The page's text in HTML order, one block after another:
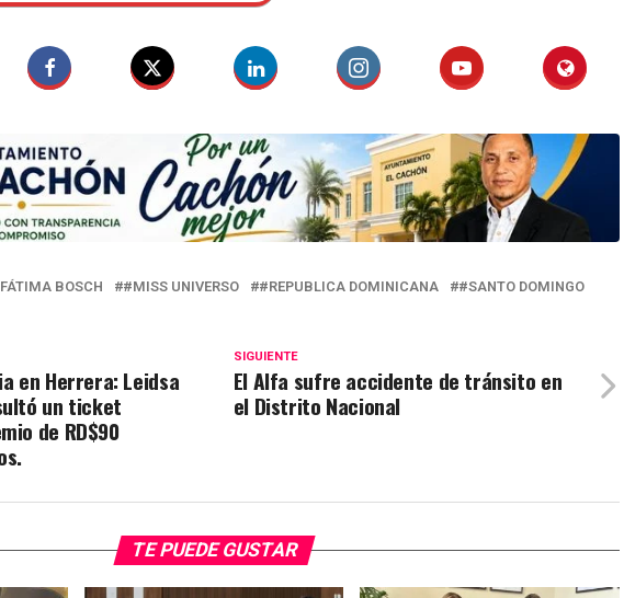
BOSCH #MISS UNIVERSO #REPUBLICA DOMINICANA
#SANTO DOMINGO
SIGUIENTE
El Alfa sufre accidente de tránsito en
el Distrito Nacional
en Herrera: Leidsa
un ticket
de RD$90
TE PUEDE GUSTAR